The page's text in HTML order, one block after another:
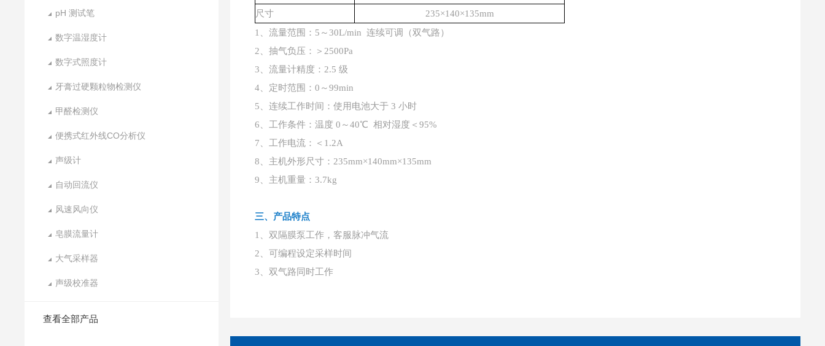
pH 测试笔
数字温湿度计
数字式照度计
牙膏过硬颗粒物检测仪
甲醛检测仪
便携式红外线CO分析仪
声级计
自动回流仪
风速风向仪
皂膜流量计
大气采样器
声级校准器
查看全部产品
尺寸
235×140×135mm
1、流量范围：5～30L/min 连续可调（双气路）
2、抽气负压：＞2500Pa
3、流量计精度：2.5 级
4、定时范围：0～99min
5、连续工作时间：使用电池大于 3 小时
6、工作条件：温度 0～40℃ 相对湿度＜95%
7、工作电流：＜1.2A
8、主机外形尺寸：235mm×140mm×135mm
9、主机重量：3.7kg
三、产品特点
1、双隔膜泵工作，客服脉冲气流
2、可编程设定采样时间
3、双气路同时工作